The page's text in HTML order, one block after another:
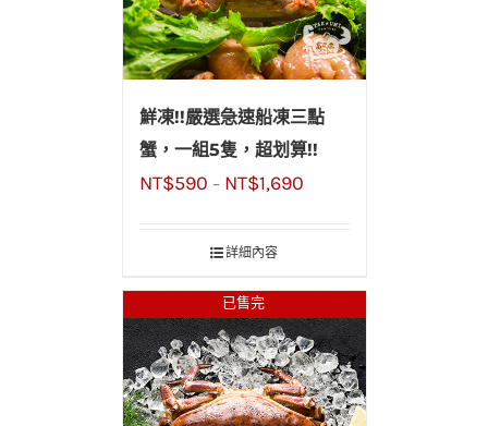
鮮凍!!嚴選急速船凍三點
蟹，一組5隻，超划算!!
NT$590 – NT$1,690
詳細內容
已售完